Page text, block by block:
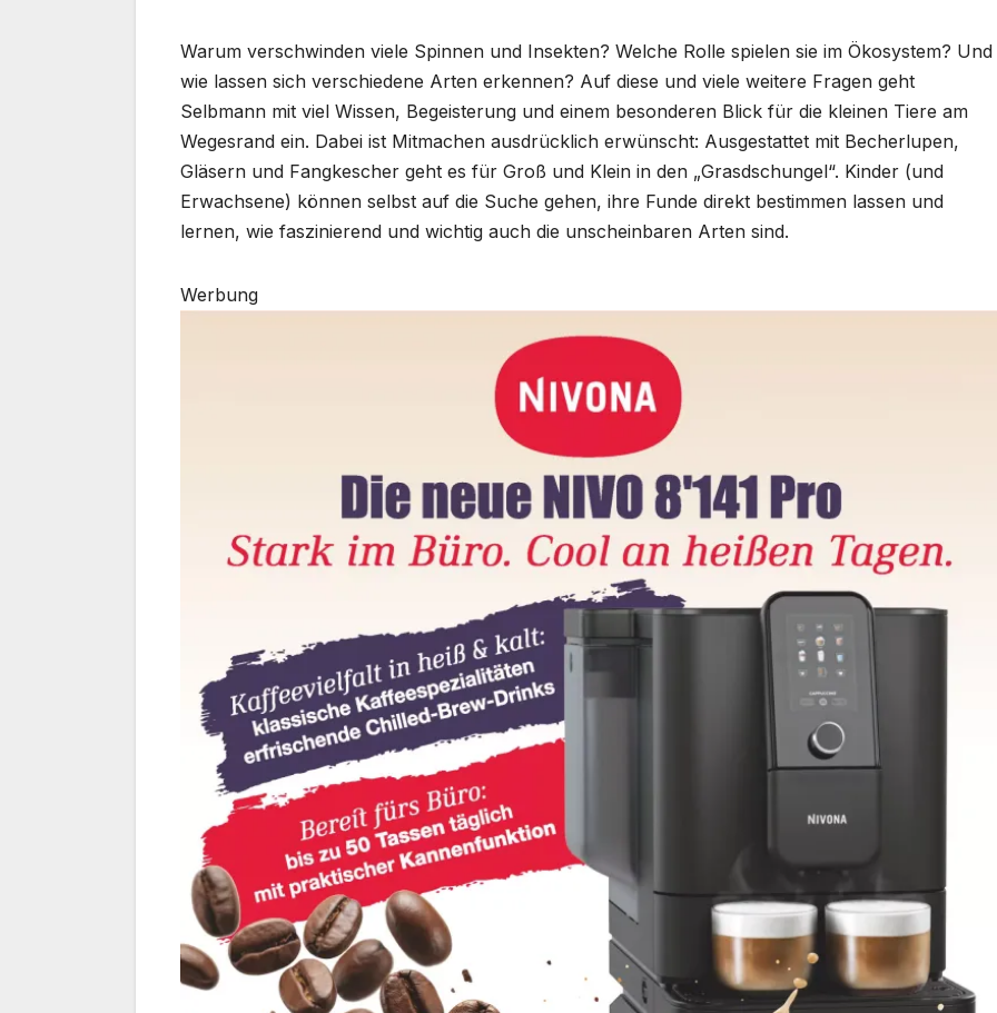
Warum verschwinden viele Spinnen und Insekten? Welche Rolle spielen sie im Ökosystem? Und
wie lassen sich verschiedene Arten erkennen? Auf diese und viele weitere Fragen geht
Selbmann mit viel Wissen, Begeisterung und einem besonderen Blick für die kleinen Tiere am
Wegesrand ein. Dabei ist Mitmachen ausdrücklich erwünscht: Ausgestattet mit Becherlupen,
Gläsern und Fangkescher geht es für Groß und Klein in den „Grasdschungel“. Kinder (und
Erwachsene) können selbst auf die Suche gehen, ihre Funde direkt bestimmen lassen und
lernen, wie faszinierend und wichtig auch die unscheinbaren Arten sind.
Werbung